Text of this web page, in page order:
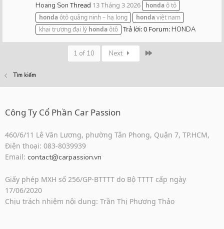
Hoang Son Thread 13 Tháng 3 2026 hondaô tô
hondaôtô quảng ninh – hạ long hondaviệt nam
khai trương đại lý hondaôtô Trả lời: 0 Forum:HONDA
1 of 10 Next
Tìm kiếm
Công Ty Cổ Phần Car Passion
460/6/11 Lê Văn Lương, phường Tân Phong, Quận 7, TP.HCM,
Điện thoại: 083-8039939
Email: contact@carpassion.vn
Giấy phép MXH số 256/GP-BTTTT do Bộ TTTT cấp ngày
17/06/2020
Chịu trách nhiệm nội dung: Trần Thị Phương Thảo